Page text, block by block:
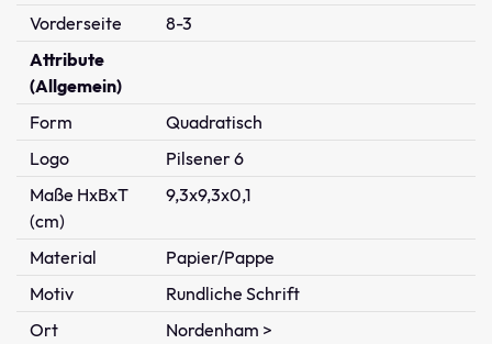
Vorderseite
8-3
Attribute
(Allgemein)
Form
Quadratisch
Logo
Pilsener 6
Maße HxBxT
(cm)
9,3x9,3x0,1
Material
Papier/Pappe
Motiv
Rundliche Schrift
Ort
Nordenham >